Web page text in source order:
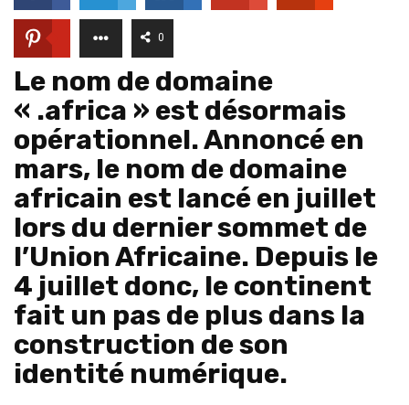
0
Le nom de domaine
« .africa » est désormais
opérationnel. Annoncé en
mars, le nom de domaine
africain est lancé en juillet
lors du dernier sommet de
l’Union Africaine. Depuis le
4 juillet donc, le continent
fait un pas de plus dans la
construction de son
identité numérique.